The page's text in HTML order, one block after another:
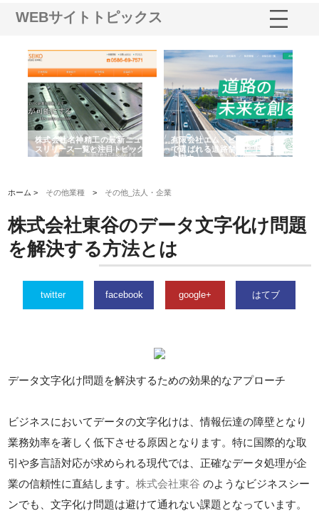
WEBサイトトピックス
株式会社名神精工の最新ニュー
スリリース一覧と注目トピック
有限会社エム・ビルドが南多摩
で選ばれる道路舗装と土木工事
の実力
ホーム > その他業種 > その他_法人・企業
株式会社東谷のデータ文字化け問題
を解決する方法とは
twitter facebook google+ はてブ
データ文字化け問題を解決するための効果的なアプローチ
ビジネスにおいてデータの文字化けは、情報伝達の障壁となり
業務効率を著しく低下させる原因となります。特に国際的な取
引や多言語対応が求められる現代では、正確なデータ処理が企
業の信頼性に直結します。株式会社東谷 のようなビジネスシー
ンでも、文字化け問題は避けて通れない課題となっています。